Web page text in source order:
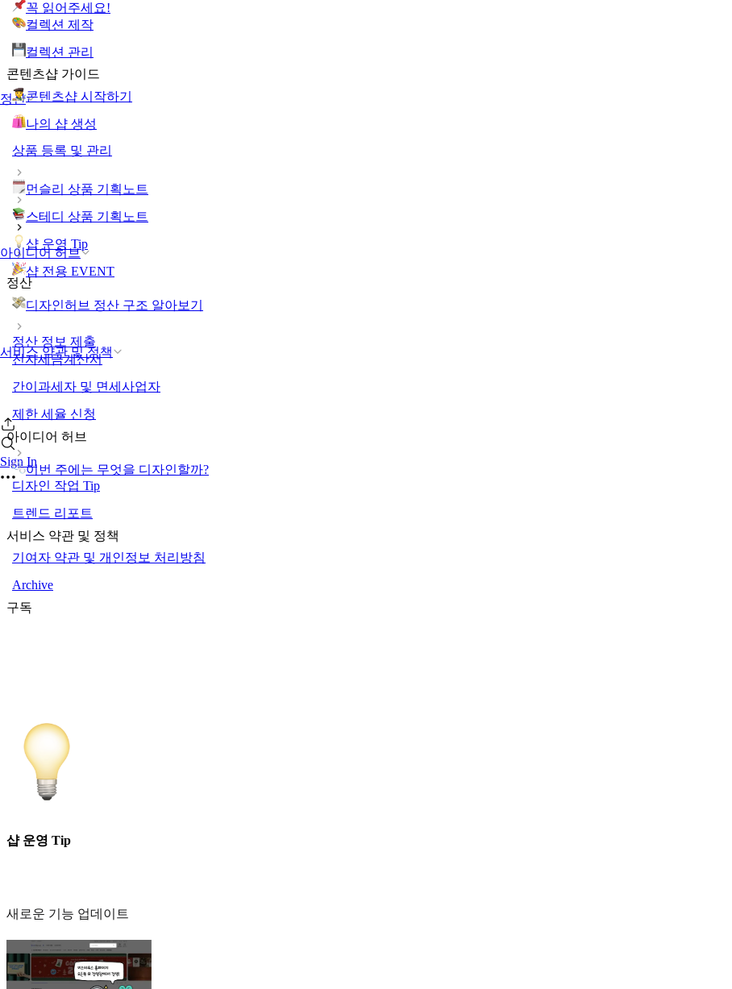
정산
아이디어 허브
서비스 약관 및 정책
Sign In
꼭 읽어주세요!
컬렉션 제작
컬렉션 관리
콘텐츠샵 가이드
콘텐츠샵 시작하기
나의 샵 생성
상품 등록 및 관리
먼슬리 상품 기획노트
스테디 상품 기획노트
샵 운영 Tip
샵 전용 EVENT
정산
디자인허브 정산 구조 알아보기
정산 정보 제출
전자세금계산서
간이과세자 및 면세사업자
제한 세율 신청
아이디어 허브
이번 주에는 무엇을 디자인할까?
디자인 작업 Tip
트렌드 리포트
서비스 약관 및 정책
기여자 약관 및 개인정보 처리방침
Archive
구독
샵 운영 Tip
새로운 기능 업데이트